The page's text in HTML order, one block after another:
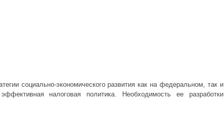
социально-экономического развития как на федеральном, так и
налоговая политика. Необходимость ее разработки